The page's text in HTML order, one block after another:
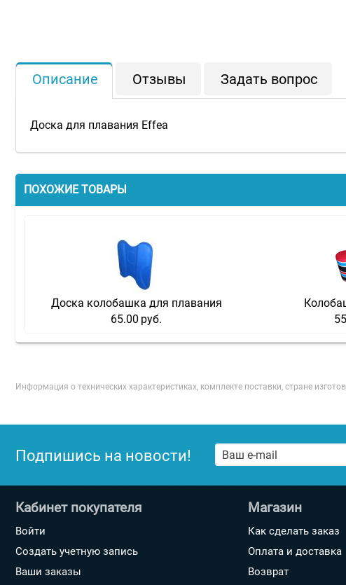
Описание Отзывы Задать вопрос
Доска для плавания Effea
ПОХОЖИЕ ТОВАРЫ
Доска колобашка для плавания
65.00 руб.
Информация о технических характеристиках, комплекте поставки, стране
Подпишись на новости!
Кабинет покупателя
Войти
Создать учетную запись
Ваши заказы
Магазин
Как сделать заказ
Оплата и доставка
Возврат